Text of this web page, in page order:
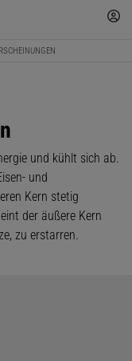
und kühlt sich ab.
und
Kern stetig
der äußere Kern
zu erstarren.